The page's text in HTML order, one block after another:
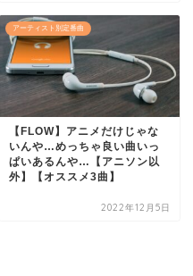
アーティスト別定番曲
【FLOW】アニメだけじゃな
いんや…めっちゃ良い曲いっ
ぱいあるんや…【アニソン以
外】【オススメ3曲】
2022年12月5日